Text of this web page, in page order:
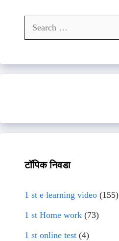
Search
for:
टॉपिक निवडा
1 st e learning video (155)
1 st Home work (73)
1 st online test (4)